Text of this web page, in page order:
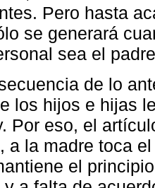
Pero hasta
se generará
sea el
de lo
los hijos e hijas
Por eso, el
a la madre toca
el